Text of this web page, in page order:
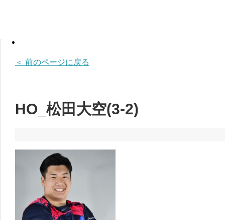
＜ 前のページに戻る
HO_松田大空(3-2)